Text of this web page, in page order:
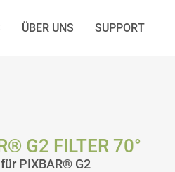
ÜBER UNS SUPPORT
G2 FILTER 70°
PIXBAR® G2